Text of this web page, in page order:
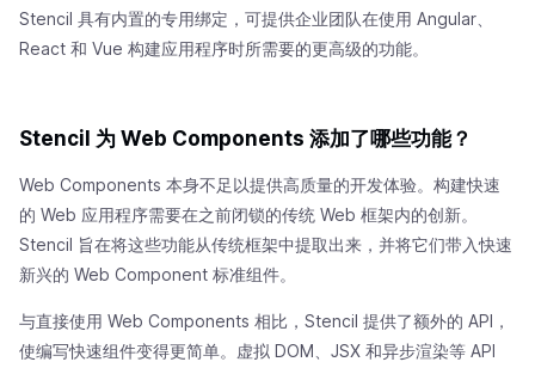
Stencil 具有内置的专用绑定，可提供企业团队在使用 Angular、
React 和 Vue 构建应用程序时所需要的更高级的功能。
Stencil 为 Web Components 添加了哪些功能？
Web Components 本身不足以提供高质量的开发体验。构建快速
的 Web 应用程序需要在之前闭锁的传统 Web 框架内的创新。
Stencil 旨在将这些功能从传统框架中提取出来，并将它们带入快速
新兴的 Web Component 标准组件。
与直接使用 Web Components 相比，Stencil 提供了额外的 API，
使编写快速组件变得更简单。虚拟 DOM、JSX 和异步渲染等 API